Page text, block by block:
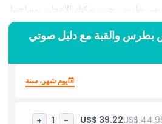
بطرس، حيث يمكنك الإعجاب بمساحتها
لمايكل أنجلو، والبالداتشينو لبرنيني،
الكنيسة. كل ركن في البازيليك يحتضن
من زيارته في دولة الفاتيكان.
الخلابة لدولة الفاتيكان وروما. التسلق
بطرس والقبة مع دليل صوتي
يوم شهر، سنة
US$
US$ 39.22
-
1
+